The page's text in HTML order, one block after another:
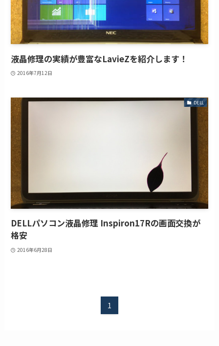
液晶修理の実績が豊富なLavieZを紹介します！
2016年7月12日
DELL
DELLパソコン液晶修理 Inspiron17Rの画面交換が
格安
2016年6月28日
1